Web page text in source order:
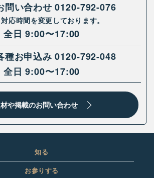
問い合わせ 0120-792-076
応時間を変更しております。
全日 9:00〜17:00
種お申込み 0120-792-048
全日 9:00〜17:00
や掲載のお問い合わせ
知る
お参りする